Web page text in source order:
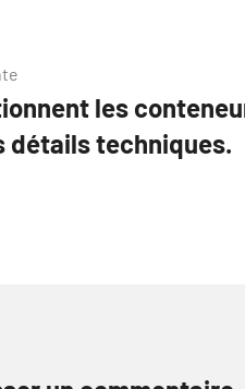
les
détails techniques.